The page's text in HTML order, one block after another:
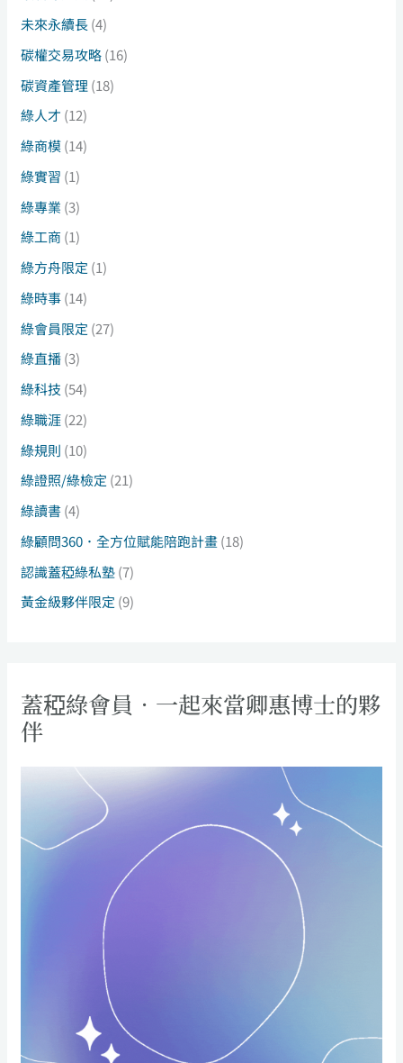
未來永續長(4)
碳權交易攻略(16)
碳資產管理 (18)
綠人才 (12)
綠商模(14)
綠實習 (1)
綠專業 (3)
綠工商 (1)
綠方舟限定 (1)
綠時事(14)
綠會員限定 (27)
綠直播(3)
綠科技 (54)
綠職涯(22)
綠規則 (10)
綠證照/綠檢定 (21)
綠讀書(4)
綠顧問360．全方位賦能陪跑計畫(18)
認識蓋稏綠私塾(7)
黃金級夥伴限定 (9)
蓋稏綠會員．一起來當卿惠博士的夥
伴